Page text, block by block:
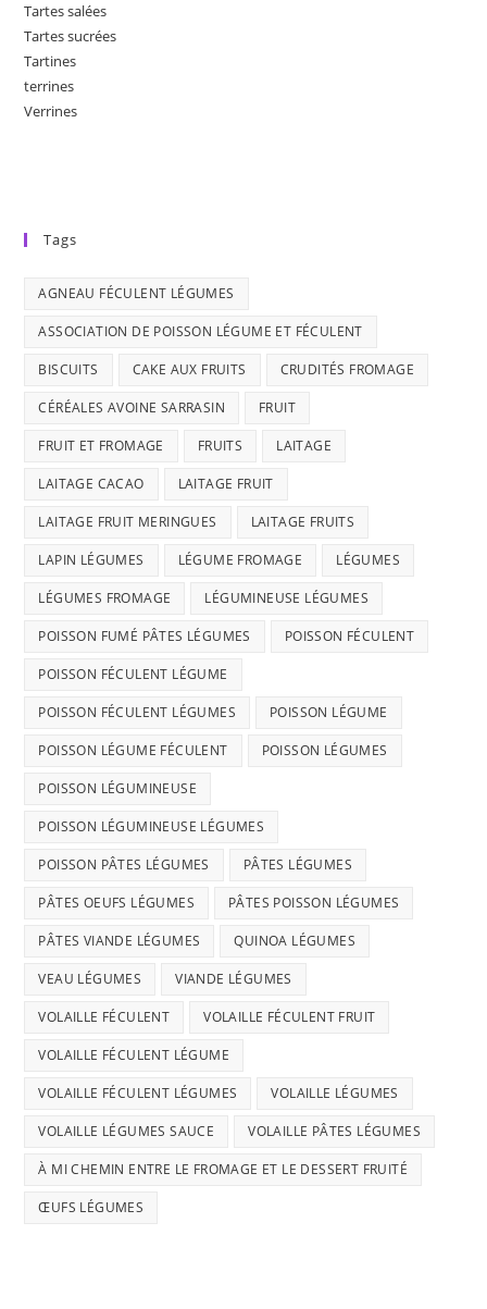
Tartes salées
Tartes sucrées
Tartines
terrines
Verrines
Tags
AGNEAU FÉCULENT LÉGUMES
ASSOCIATION DE POISSON LÉGUME ET FÉCULENT
BISCUITS CAKE AUX FRUITS CRUDITÉS FROMAGE
CÉRÉALES AVOINE SARRASIN FRUIT
FRUIT ET FROMAGE FRUITS LAITAGE
LAITAGE CACAO LAITAGE FRUIT
LAITAGE FRUIT MERINGUES LAITAGE FRUITS
LAPIN LÉGUMES LÉGUME FROMAGE LÉGUMES
LÉGUMES FROMAGE LÉGUMINEUSE LÉGUMES
POISSON FUMÉ PÂTES LÉGUMES POISSON FÉCULENT
POISSON FÉCULENT LÉGUME
POISSON FÉCULENT LÉGUMES POISSON LÉGUME
POISSON LÉGUME FÉCULENT POISSON LÉGUMES
POISSON LÉGUMINEUSE
POISSON LÉGUMINEUSE LÉGUMES
POISSON PÂTES LÉGUMES PÂTES LÉGUMES
PÂTES OEUFS LÉGUMES PÂTES POISSON LÉGUMES
PÂTES VIANDE LÉGUMES QUINOA LÉGUMES
VEAU LÉGUMES VIANDE LÉGUMES
VOLAILLE FÉCULENT VOLAILLE FÉCULENT FRUIT
VOLAILLE FÉCULENT LÉGUME
VOLAILLE FÉCULENT LÉGUMES VOLAILLE LÉGUMES
VOLAILLE LÉGUMES SAUCE VOLAILLE PÂTES LÉGUMES
À MI CHEMIN ENTRE LE FROMAGE ET LE DESSERT FRUITÉ
ŒUFS LÉGUMES